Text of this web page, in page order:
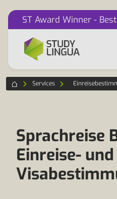
ST Award Winner -
Services
Sprachreise
Einreise- und